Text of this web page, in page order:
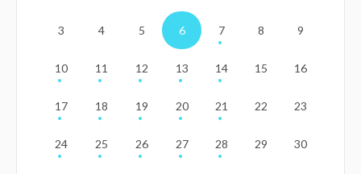
3 4 5 6 7 8 9
10 11 12 13 14 15 16
17 18 19 20 21 22 23
24 25 26 27 28 29 30